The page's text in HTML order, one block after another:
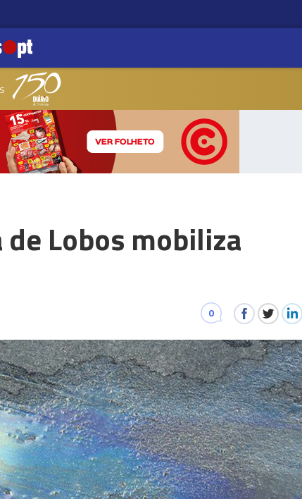
Lobos mobiliza
0